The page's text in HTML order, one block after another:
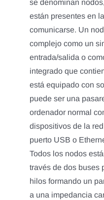
se denominan
están presentes en
comunicarse. Un
complejo como un
entrada/salida o
integrado que
está equipado con
puede ser una
ordenador normal
dispositivos de la
puerto USB o
Todos los nodos
través de dos buses
hilos formando un
a una impedancia